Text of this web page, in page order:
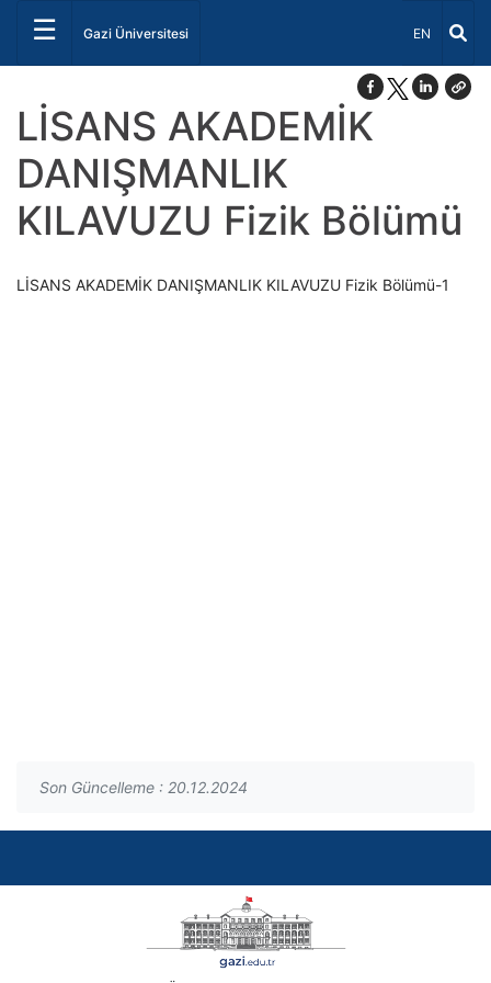
☰ Gazi Üniversitesi Dil Seçiniz
EN
LİSANS AKADEMİK
DANIŞMANLIK
KILAVUZU Fizik Bölümü
LİSANS AKADEMİK DANIŞMANLIK KILAVUZU Fizik Bölümü-1
Son Güncelleme : 20.12.2024